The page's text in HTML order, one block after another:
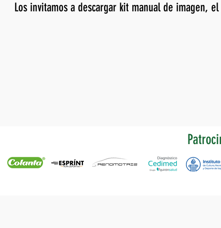
Los invitamos a descargar kit manual de imagen,